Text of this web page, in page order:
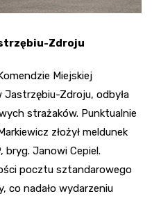
Zdroju
Miejskiej
Zdroju, odbyła
strażaków. Punktualnie
złożył meldunek
bryg. Janowi Cepiel.
pocztu sztandarowego
co nadało wydarzeniu